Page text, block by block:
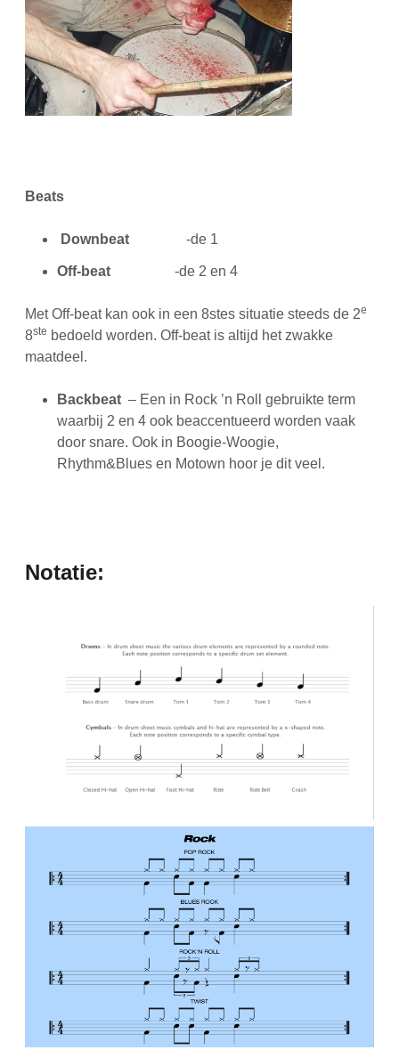
Beats
Downbeat -de 1
Off-beat -de 2 en 4
Met Off-beat kan ook in een 8stes situatie steeds de 2e
8ste bedoeld worden. Off-beat is altijd het zwakke
maatdeel.
Backbeat – Een in Rock ’n Roll gebruikte term
waarbij 2 en 4 ook beaccentueerd worden vaak
door snare. Ook in Boogie-Woogie,
Rhythm&Blues en Motown hoor je dit veel.
Notatie: